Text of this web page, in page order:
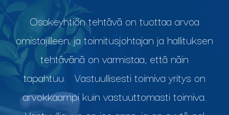
Osakeyhtiön tehtävä on tuottaa arvoa
omistajilleen; ja toimitusjohtajan ja hallituksen
tehtävänä on varmistaa, että näin
tapahtuu. Vastuullisesti toimiva yritys on
arvokkaampi kuin vastuuttomasti toimiva.